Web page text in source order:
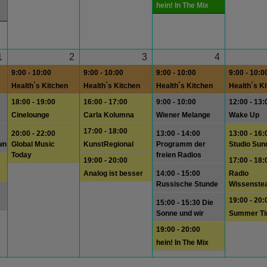
hein! In The Mix
2
9:00 - 10:00
Health´s Kitchen
18:00 - 19:00
Cinelounge
20:00 - 22:00
Global Music
Today
3
9:00 - 10:00
Health´s Kitchen
16:00 - 17:00
Carla Kolumna
17:00 - 18:00
KunstRegional
19:00 - 20:00
Analog ist besser
4
9:00 - 10:00
Health´s Kitchen
9:00 - 10:00
Wiener Melange
13:00 - 14:00
Programm der
freien Radios
14:00 - 15:00
Russische Stunde
15:00 - 15:30 Die
Sonne und wir
19:00 - 20:00
hein! In The Mix
9:00 -
Health´s
12:00 -
Wake Up
13:00 -
Studio
17:00 -
Radio
19:00 -
Summer